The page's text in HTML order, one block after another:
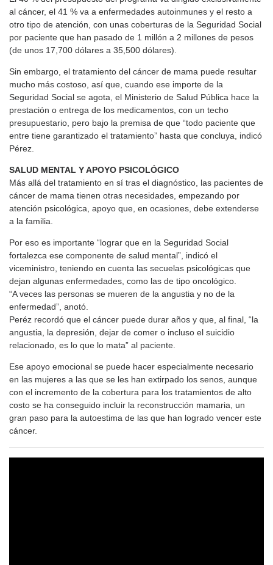
al cáncer, el 41 % va a enfermedades autoinmunes y el resto a
otro tipo de atención, con unas coberturas de la Seguridad Social
por paciente que han pasado de 1 millón a 2 millones de pesos
(de unos 17,700 dólares a 35,500 dólares).
Sin embargo, el tratamiento del cáncer de mama puede resultar
mucho más costoso, así que, cuando ese importe de la
Seguridad Social se agota, el Ministerio de Salud Pública hace la
prestación o entrega de los medicamentos, con un techo
presupuestario, pero bajo la premisa de que “todo paciente que
entre tiene garantizado el tratamiento” hasta que concluya, indicó
Pérez.
SALUD MENTAL Y APOYO PSICOLÓGICO
Más allá del tratamiento en sí tras el diagnóstico, las pacientes de
cáncer de mama tienen otras necesidades, empezando por
atención psicológica, apoyo que, en ocasiones, debe extenderse
a la familia.
Por eso es importante “lograr que en la Seguridad Social
fortalezca ese componente de salud mental”, indicó el
viceministro, teniendo en cuenta las secuelas psicológicas que
dejan algunas enfermedades, como las de tipo oncológico.
“A veces las personas se mueren de la angustia y no de la
enfermedad”, anotó.
Peréz recordó que el cáncer puede durar años y que, al final, “la
angustia, la depresión, dejar de comer o incluso el suicidio
relacionado, es lo que lo mata” al paciente.
Ese apoyo emocional se puede hacer especialmente necesario
en las mujeres a las que se les han extirpado los senos, aunque
con el incremento de la cobertura para los tratamientos de alto
costo se ha conseguido incluir la reconstrucción mamaria, un
gran paso para la autoestima de las que han logrado vencer este
cáncer.